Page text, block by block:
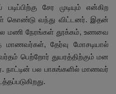
சேர முடியும் என்கிற
கொண்டு வந்து விட்டனர். இதன்
மணி நேரங்கள் தூக்கம், உணவை
மாணவர்கள், தேர்வு மோசடியால்
பெற்றோர் துயரத்திற்கும் மன
நாட்டின் பல பாகங்களில் மாணவர்